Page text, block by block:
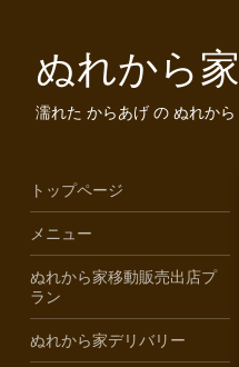
ぬれから家
濡れた からあげ の ぬれか
トップページ
メニュー
ぬれから家移動販売出店プ
ラン
ぬれから家デリバリー